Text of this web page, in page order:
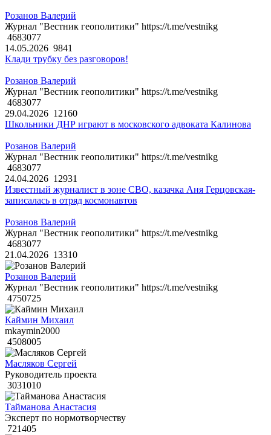
Розанов Валерий
Журнал "Вестник геополитики" https://t.me/vestnikg
4683077
14.05.2026 9841
Клади трубку без разговоров!
Розанов Валерий
Журнал "Вестник геополитики" https://t.me/vestnikg
4683077
29.04.2026 12160
Школьники ДНР играют в московского адвоката Калинова
Розанов Валерий
Журнал "Вестник геополитики" https://t.me/vestnikg
4683077
24.04.2026 12931
Известный журналист в зоне СВО, казачка Аня Герцовская-
записалась в отряд космонавтов
Розанов Валерий
Журнал "Вестник геополитики" https://t.me/vestnikg
4683077
21.04.2026 13310
Розанов Валерий
Журнал "Вестник геополитики" https://t.me/vestnikg
4750725
Каймин Михаил
mkaymin2000
4508005
Масляков Сергей
Руководитель проекта
3031010
Тайманова Анастасия
Эксперт по нормотворчеству
721405